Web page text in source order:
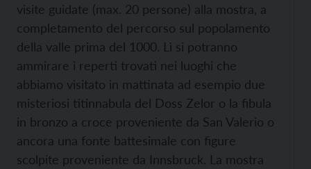
visite guidate (max. 20 persone) alla mostra, a
completamento del percorso sul popolamento
della valle prima del 1000. Lì si potranno
ammirare i reperti trovati nei luoghi che
abbiamo visitato in mattinata ad esempio due
misteriosi titinnabula del Doss Zelor o la fibula
in bronzo a croce proveniente da San Valerio o
ancora una fonte battesimale con figure
scolpite proveniente da Innsbruck. La mostra